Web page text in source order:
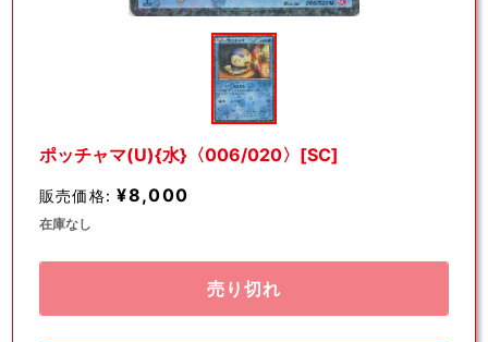
ィ
(1)
を
ポッチャマ(U){水}〈006/020〉[SC]
販売価格: ¥8,000
在庫なし
売り切れ